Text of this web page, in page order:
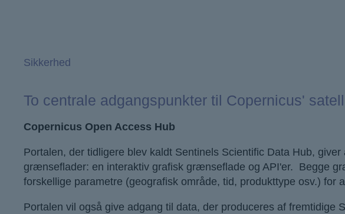
Sikkerhed
To centrale adgangspunkter til Copernicus'
Copernicus Open Access Hub
Portalen, der tidligere blev kaldt Sentinels Scientific Data Hub,
grænseflader: en interaktiv grafisk grænseflade og API'er. Begge
forskellige parametre (geografisk område, tid, produkttype osv.)
Portalen vil også give adgang til data, der produceres af fremtidige